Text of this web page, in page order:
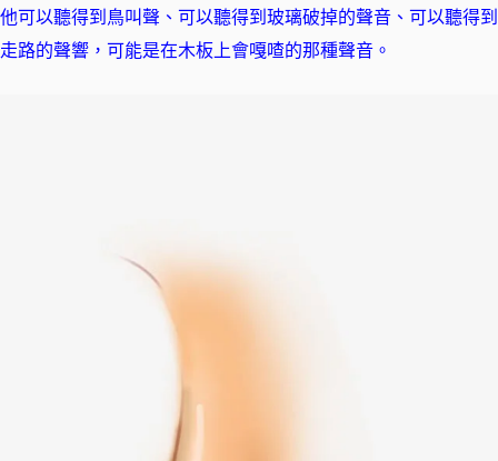
他可以聽得到鳥叫聲、可以聽得到玻璃破掉的聲音、可以聽得到
走路的聲響，可能是在木板上會嘎喳的那種聲音。